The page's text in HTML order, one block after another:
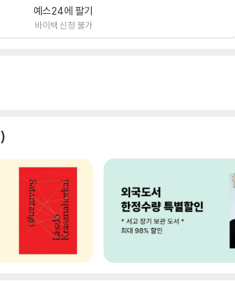
예스24에 팔기
바이백 신청 불가